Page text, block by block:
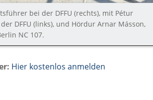
bei der DFFU (rechts), mit Pétur
DFFU (links), und Hördur Arnar Másson,
NC 107.
Hier kostenlos anmelden